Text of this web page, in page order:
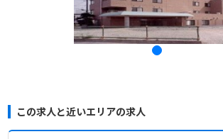
この求人と近いエリアの求人